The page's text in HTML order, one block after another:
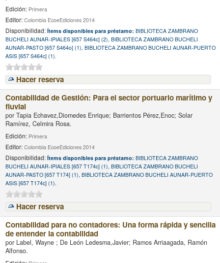
Edición: Primera
Editor:Colombia EcoeEdiciones 2014
Disponibilidad:Ítems disponibles para préstamo:BIBLIOTECA ZAMBRANO
BUCHELI AUNAR-IPIALES [657 S464c] (2), BIBLIOTECA ZAMBRANO BUCHELI
AUNAR-PASTO [657 S464o] (1), BIBLIOTECA ZAMBRANO BUCHELI AUNAR-PUERTO
ASIS [657 S464c] (1).
Hacer reserva
Contabilidad de Gestión: Para el sector portuario marítimo y
fluvial
porTapia Echavez,Diomedes Enrique; Barrientos Pérez,Enoc; Solar
Ramírez, Celmira Rosa.
Edición: Primera
Editor:Colombia EcoeEdiciones 2014
Disponibilidad:Ítems disponibles para préstamo:BIBLIOTECA ZAMBRANO
BUCHELI AUNAR-IPIALES [657 T174c] (1), BIBLIOTECA ZAMBRANO BUCHELI
AUNAR-PASTO [657 T174] (1), BIBLIOTECA ZAMBRANO BUCHELI AUNAR-PUERTO
ASIS [657 T174c] (1).
Hacer reserva
Contabilidad para no contadores: Una forma rápida y sencilla
de entender la contabilidad
por Label, Wayne ; De León Ledesma,Javier; Ramos Arriaagada, Ramón
Alfonso.